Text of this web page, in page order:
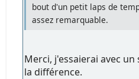
bout d'un petit laps de
assez remarquable.
Merci, j'essaierai avec
la différence.